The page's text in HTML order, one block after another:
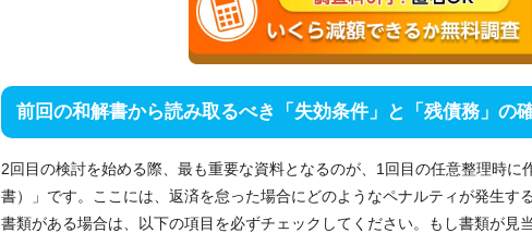
前回の和解書から読み取るべき「失効条件」と「残債務」の
2回目の検討を始める際、最も重要な資料となるのが、1回目の任意整理時に
書）」です。ここには、返済を怠った場合にどのようなペナルティが発生す
書類がある場合は、以下の項目を必ずチェックしてください。もし書類が見